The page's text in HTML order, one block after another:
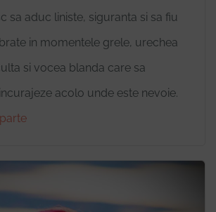
sa aduc liniste, siguranta si sa fiu
in momentele grele, urechea
si vocea blanda care sa
acolo unde este nevoie.